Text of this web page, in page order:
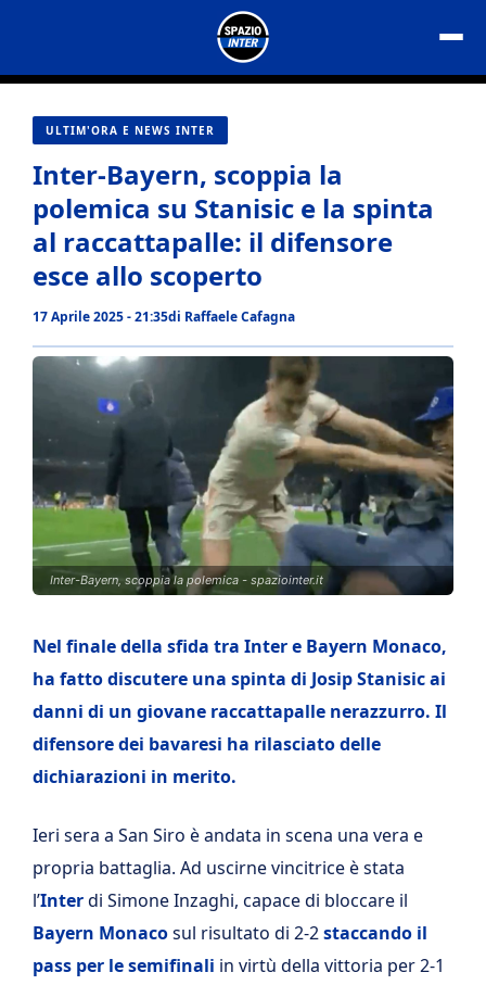
contenuto
ULTIM'ORA E NEWS INTER
Inter-Bayern, scoppia la
polemica su Stanisic e la spinta
al raccattapalle: il difensore
esce allo scoperto
17 Aprile 2025 - 21:35di Raffaele Cafagna
Inter-Bayern, scoppia la polemica - spaziointer.it
Nel finale della sfida tra Inter e Bayern Monaco,
ha fatto discutere una spinta di Josip Stanisic ai
danni di un giovane raccattapalle nerazzurro. Il
difensore dei bavaresi ha rilasciato delle
dichiarazioni in merito.
Ieri sera a San Siro è andata in scena una vera e
propria battaglia. Ad uscirne vincitrice è stata
l’Interdi Simone Inzaghi, capace di bloccare il
Bayern Monacosul risultato di 2-2staccando il
pass per le semifinali in virtù della vittoria per 2-1